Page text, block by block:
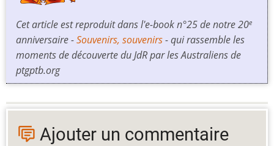
Cet article est reproduit dans l'e-book n°25 de notre 20e
anniversaire -Souvenirs, souvenirs- qui rassemble les
moments de découverte du JdR par les Australiens de
ptgptb.org
Ajouter un commentaire